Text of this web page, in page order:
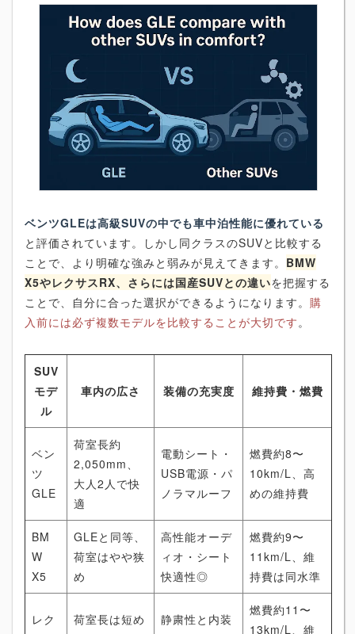
ベンツGLEは高級SUVの中でも車中泊性能に優れている
と評価されています。しかし同クラスのSUVと比較する
ことで、より明確な強みと弱みが見えてきます。 BMW
X5やレクサスRX、さらには国産SUVとの違いを把握する
ことで、自分に合った選択ができるようになります。 購
入前には必ず複数モデルを比較することが大切です 。
SUV
モデ
ル
車内の広さ 装備の充実度 維持費・燃費
ベン
ツ
GLE
荷室長約
2,050mm、
大人2人で快
適
電動シート・
USB電源・パ
ノラマルーフ
燃費約8〜
10km/L、高
めの維持費
BM
W
X5
GLEと同等、
荷室はやや狭
め
高性能オーデ
ィオ・シート
快適性◎
燃費約9〜
11km/L、維
持費は同水準
レク
荷室長は短め
静粛性と内装
燃費約11〜
13km/L、維